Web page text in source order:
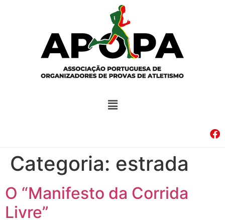
Categoria: estrada
O “Manifesto da Corrida
Livre”